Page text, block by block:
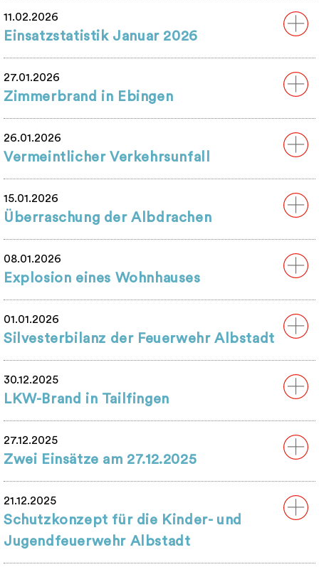
11.02.2026
Einsatzstatistik Januar 2026
27.01.2026
Zimmerbrand in Ebingen
26.01.2026
Vermeintlicher Verkehrsunfall
15.01.2026
Überraschung der Albdrachen
08.01.2026
Explosion eines Wohnhauses
01.01.2026
Silvesterbilanz der Feuerwehr Albstadt
30.12.2025
LKW-Brand in Tailfingen
27.12.2025
Zwei Einsätze am 27.12.2025
21.12.2025
Schutzkonzept für die Kinder- und
Jugendfeuerwehr Albstadt